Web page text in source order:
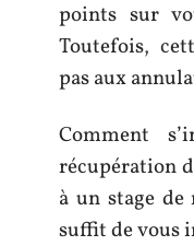
points sur
Toutefois,
pas aux
Comment
récupération
à un stage
suffit de vous